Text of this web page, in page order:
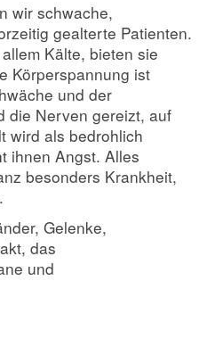
wir schwache,
gealterte Patienten.
Kälte, bieten sie
Körperspannung ist
und der
die Nerven gereizt, auf
wird als bedrohlich
ihnen Angst. Alles
besonders Krankheit,
Gelenke,
das
und